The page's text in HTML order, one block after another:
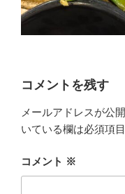
コメントを残す
メールアドレスが公
いている欄は必須項
コメント ※